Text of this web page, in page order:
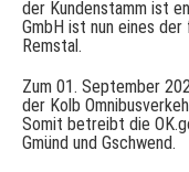
der Kundenstamm ist
GmbH ist nun eines
Remstal.
Zum 01. September
der Kolb
Somit betreibt die
Gmünd und Gschwend.